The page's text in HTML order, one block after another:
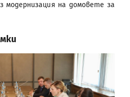
модернизация на домовете за